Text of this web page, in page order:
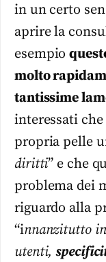
in un certo
aprire la
esempio
molto
tantissime
interessati
propria pelle
diritti” e che
problema dei
riguardo alla
“innanzitutto
utenti,